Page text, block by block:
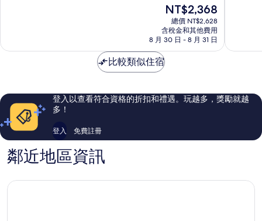
夠
評
論
現
在
價
格
為
NT$2,368
NT$2,368
總價 NT$2,628
含稅金和其他費用
8 月 30 日 - 8 月 31 日
夠
評
論
比較類似住宿
登入以查看符合資格的折扣和禮遇。玩越多，獎勵就越
多！
登入 免費註冊
鄰近地區資訊